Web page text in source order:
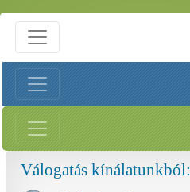
Válogatás kínálatunkból: